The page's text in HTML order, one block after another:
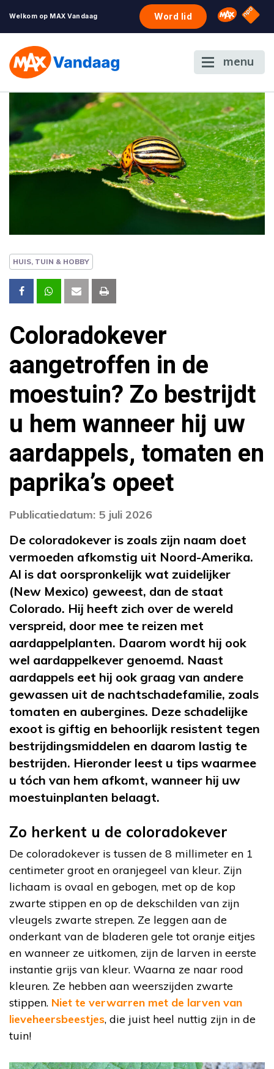
Welkom op MAX Vandaag Word lid Omroep
NPO
menu
HUIS, TUIN & HOBBY
Coloradokever
aangetroffen in de
moestuin? Zo bestrijdt
u hem wanneer hij uw
aardappels, tomaten en
paprika’s opeet
Publicatiedatum: 5 juli 2026
De coloradokever is zoals zijn naam doet
vermoeden afkomstig uit Noord-Amerika.
Al is dat oorspronkelijk wat zuidelijker
(New Mexico) geweest, dan de staat
Colorado. Hij heeft zich over de wereld
verspreid, door mee te reizen met
aardappelplanten. Daarom wordt hij ook
wel aardappelkever genoemd. Naast
aardappels eet hij ook graag van andere
gewassen uit de nachtschadefamilie, zoals
tomaten en aubergines. Deze schadelijke
exoot is giftig en behoorlijk resistent tegen
bestrijdingsmiddelen en daarom lastig te
bestrijden. Hieronder leest u tips waarmee
u tóch van hem afkomt, wanneer hij uw
moestuinplanten belaagt.
Zo herkent u de coloradokever
De coloradokever is tussen de 8 millimeter en 1
centimeter groot en oranjegeel van kleur. Zijn
lichaam is ovaal en gebogen, met op de kop
zwarte stippen en op de dekschilden van zijn
vleugels zwarte strepen. Ze leggen aan de
onderkant van de bladeren gele tot oranje eitjes
en wanneer ze uitkomen, zijn de larven in eerste
instantie grijs van kleur. Waarna ze naar rood
kleuren. Ze hebben aan weerszijden zwarte
stippen. Niet te verwarren met de larven van
lieveheersbeestjes, die juist heel nuttig zijn in de
tuin!